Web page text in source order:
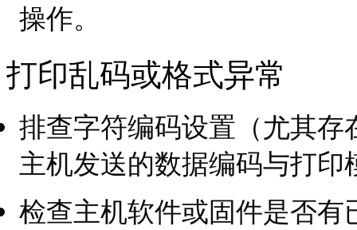
操作。
打印乱码或格式异常
排查字符编码设置（尤其
主机发送的数据编码与打
检查主机软件或固件是否